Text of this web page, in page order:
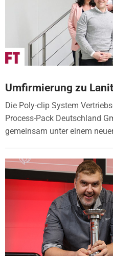
Umfirmierung zu
Die Poly-clip System
Process-Pack Deutschland
gemeinsam unter einem